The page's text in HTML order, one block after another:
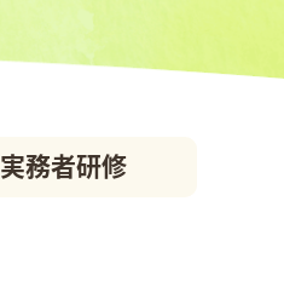
実務者研修